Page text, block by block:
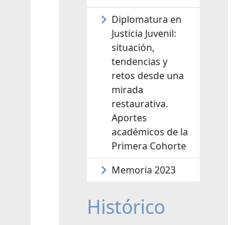
Diplomatura en
Justicia Juvenil:
situación,
tendencias y
retos desde una
mirada
restaurativa.
Aportes
académicos de la
Primera Cohorte
Memoria 2023
Histórico